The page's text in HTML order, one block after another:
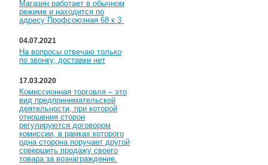
Магазин работает в обычном
режиме и находится по
адресу Профсоюзная 68 к 3
04.07.2021
На вопросы отвечаю только
по звонку, доставки нет
17.03.2020
Комиссионная торговля – это
вид предпринимательской
деятельности, при которой
отношения сторон
регулируются договором
комиссии, в рамках которого
одна сторона поручает другой
совершить продажу своего
товара за вознаграждение.